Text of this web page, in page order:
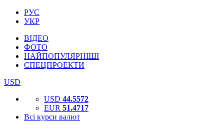
РУС
УКР
ВІДЕО
ФОТО
НАЙПОПУЛЯРНІШІ
СПЕЦПРОЕКТИ
USD
USD 44.5572
EUR 51.4717
Всі курси валют